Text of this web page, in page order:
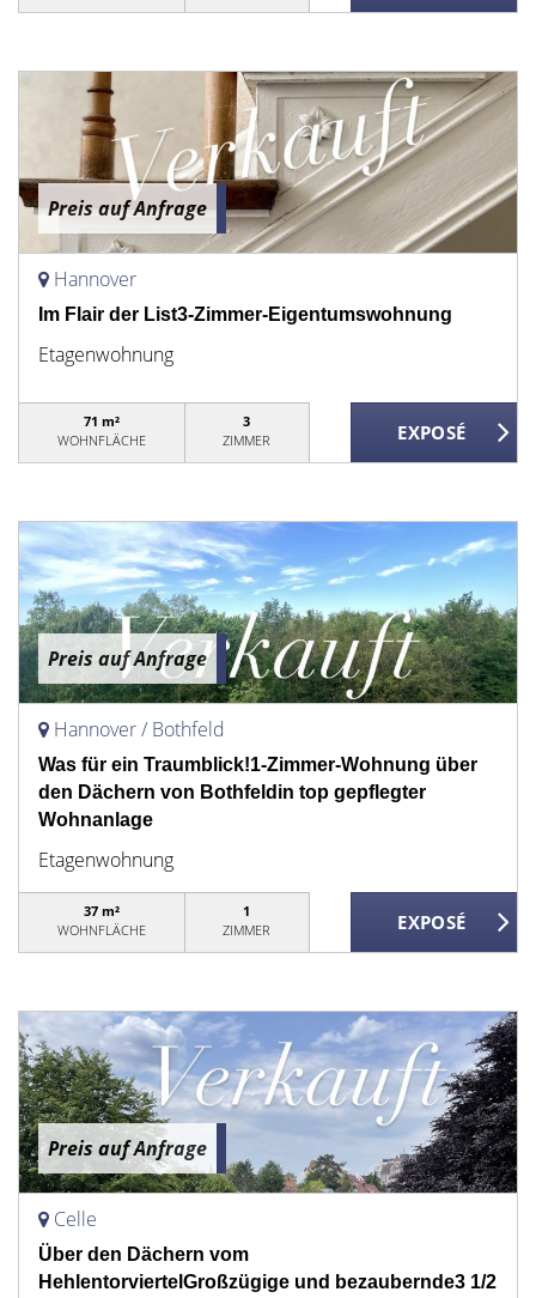
Preis auf Anfrage
Hannover
Im Flair der List3-Zimmer-Eigentumswohnung
Etagenwohnung
71 m²
WOHNFLÄCHE
3
ZIMMER
Preis auf Anfrage
Hannover / Bothfeld
Was für ein Traumblick!1-Zimmer-Wohnung über
den Dächern von Bothfeldin top gepflegter
Wohnanlage
Etagenwohnung
37 m²
WOHNFLÄCHE
1
ZIMMER
Preis auf Anfrage
Celle
Über den Dächern vom
HehlentorviertelGroßzügige und bezaubernde3 1/2